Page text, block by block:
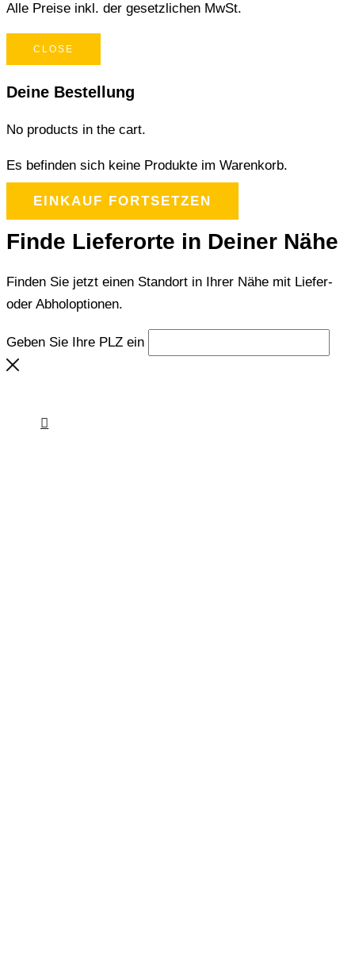
Alle Preise inkl. der gesetzlichen MwSt.
CLOSE
Deine Bestellung
No products in the cart.
Es befinden sich keine Produkte im Warenkorb.
EINKAUF FORTSETZEN
Finde Lieferorte in Deiner Nähe
Finden Sie jetzt einen Standort in Ihrer Nähe mit Liefer-
oder Abholoptionen.
Geben Sie Ihre PLZ ein